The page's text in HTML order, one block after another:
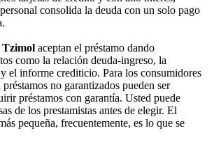
consolida la deuda con un solo pago
Tzimol aceptan el préstamo dando
como la relación deuda-ingreso, la
el informe crediticio. Para los consumidores
no garantizados pueden ser
préstamos con garantía. Usted puede
de los prestamistas antes de elegir. El
pequeña, frecuentemente, es lo que se